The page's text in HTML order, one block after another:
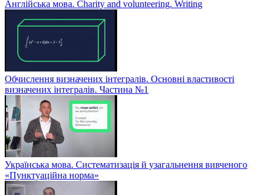
Англійська мова. Charity and volunteering. Writing
Обчислення визначених інтегралів. Основні властивості
визначених інтегралів. Частина №1
Українська мова. Систематизація й узагальнення вивченого
«Пунктуаційна норма»